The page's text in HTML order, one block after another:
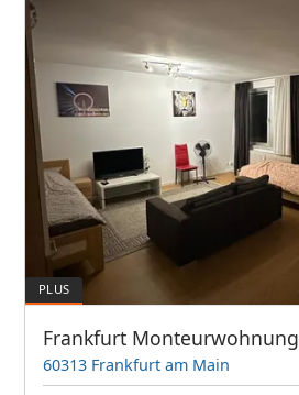
Frankfurt Monteurwohnung
60313 Frankfurt am Main